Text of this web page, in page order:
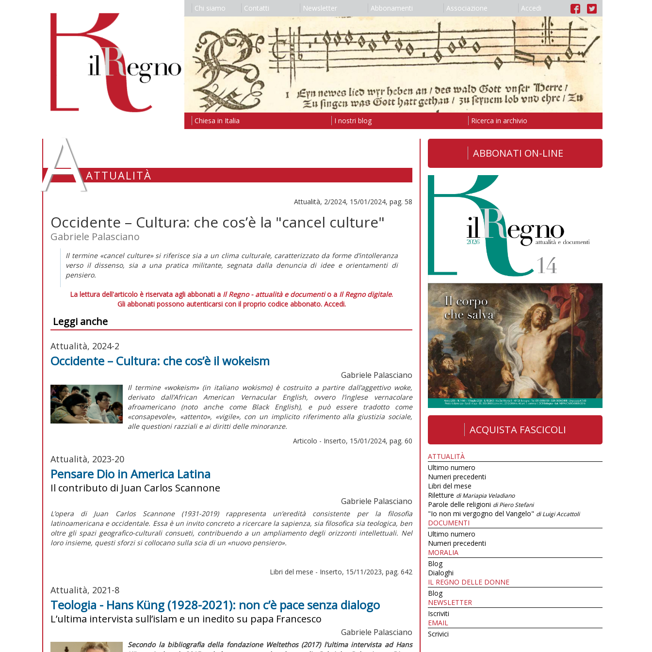
Chi siamo Contatti Newsletter Abbonamenti Associazione Accedi
Chiesa in Italia I nostri blog Ricerca in archivio
AATTUALITÀ
Attualità, 2/2024, 15/01/2024, pag. 58
Occidente – Cultura: che cos’è la "cancel culture"
Gabriele Palasciano
Il termine «cancel culture»si riferisce sia a un clima culturale, caratterizzato da forme d’intolleranza
verso il dissenso, sia a una pratica militante, segnata dalla denuncia di idee e orientamenti di
pensiero.
La lettura dell'articolo è riservata agli abbonati a Il Regno - attualità e documentio a Il Regno digitale.
Gli abbonati possono autenticarsi con il proprio codice abbonato. Accedi.
Leggi anche
Attualità, 2024-2
Occidente – Cultura: che cos’è il wokeism
Gabriele Palasciano
Il termine «wokeism»(in italiano wokismo) è costruito a partire dall’aggettivo woke,
derivato dall’African American Vernacular English, ovvero l’inglese vernacolare
afroamericano (noto anche come Black English), e può essere tradotto come
«consapevole», «attento», «vigile», con un implicito riferimento alla giustizia sociale,
alle questioni razziali e ai diritti delle minoranze.
Articolo - Inserto, 15/01/2024, pag. 60
Attualità, 2023-20
Pensare Dio in America Latina
Il contributo di Juan Carlos Scannone
Gabriele Palasciano
L’opera di Juan Carlos Scannone (1931-2019) rappresenta un’eredità consistente per la filosofia
latinoamericana e occidentale. Essa è un invito concreto a ricercare la sapienza, sia filosofica sia teologica, ben
oltre gli spazi geografico-culturali consueti, contribuendo a un ampliamento degli orizzonti intellettuali. Nel
loro insieme, questi sforzi si collocano sulla scia di un «nuovo pensiero».
Libri del mese - Inserto, 15/11/2023, pag. 642
Attualità, 2021-8
Teologia - Hans Küng (1928-2021): non c’è pace senza dialogo
L’ultima intervista sull’islam e un inedito su papa Francesco
Gabriele Palasciano
Secondo la bibliografia della fondazione Weltethos(2017) l’ultima intervista ad Hans
ABBONATI ON-LINE
ACQUISTA FASCICOLI
ATTUALITÀ
Ultimo numero
Numeri precedenti
Libri del mese
Riletture di Mariapia Veladiano
Parole delle religioni di Piero Stefani
"Io non mi vergogno del Vangelo" di Luigi Accattoli
DOCUMENTI
Ultimo numero
Numeri precedenti
MORALIA
Blog
Dialoghi
IL REGNO DELLE DONNE
Blog
NEWSLETTER
Iscriviti
EMAIL
Scrivici